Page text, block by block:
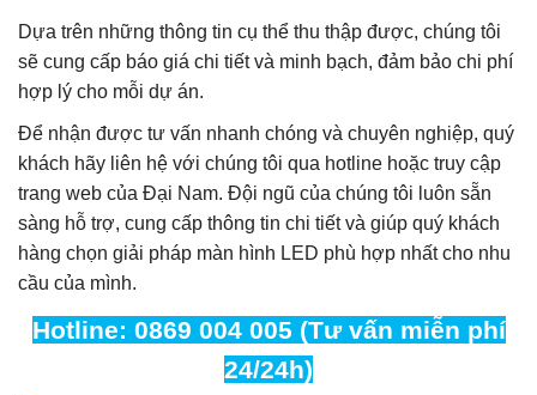
Dựa trên những thông tin cụ thể thu thập được, chúng tôi
sẽ cung cấp báo giá chi tiết và minh bạch, đảm bảo chi phí
hợp lý cho mỗi dự án.
Để nhận được tư vấn nhanh chóng và chuyên nghiệp, quý
khách hãy liên hệ với chúng tôi qua hotline hoặc truy cập
trang web của Đại Nam. Đội ngũ của chúng tôi luôn sẵn
sàng hỗ trợ, cung cấp thông tin chi tiết và giúp quý khách
hàng chọn giải pháp màn hình LED phù hợp nhất cho nhu
cầu của mình.
Hotline: 0869 004 005 (Tư vấn miễn phí
24/24h)